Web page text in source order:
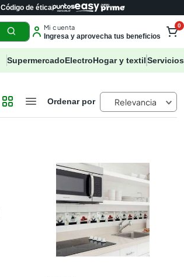
Código de ética
Mi cuenta
Ingresa y aprovecha tus beneficios
0
SupermercadoElectroHogar y textilServicios
Relevancia